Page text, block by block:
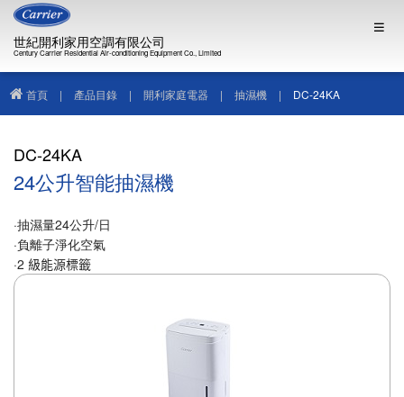
世紀開利家用空調有限公司
Century Carrier Residential Air-conditioning Equipment Co., Limited
首頁 | 產品目錄 | 開利家庭電器 | 抽濕機 | DC-24KA
DC-24KA
24公升智能抽濕機
·抽濕量24公升/日
·負離子淨化空氣
·2 級能源標籤